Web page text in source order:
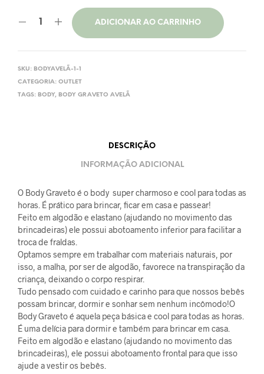
ADICIONAR AO CARRINHO
SKU: BODYAVELÃ-1-1
CATEGORIA: OUTLET
TAGS: BODY, BODY GRAVETO AVELÃ
DESCRIÇÃO
INFORMAÇÃO ADICIONAL
O Body Graveto é o body super charmoso e cool para todas as
horas. É prático para brincar, ficar em casa e passear!
Feito em algodão e elastano (ajudando no movimento das
brincadeiras) ele possui abotoamento inferior para facilitar a
troca de fraldas.
Optamos sempre em trabalhar com materiais naturais, por
isso, a malha, por ser de algodão, favorece na transpiração da
criança, deixando o corpo respirar.
Tudo pensado com cuidado e carinho para que nossos bebês
possam brincar, dormir e sonhar sem nenhum incômodo!O
Body Graveto é aquela peça básica e cool para todas as horas.
É uma delícia para dormir e também para brincar em casa.
Feito em algodão e elastano (ajudando no movimento das
brincadeiras), ele possui abotoamento frontal para que isso
ajude a vestir os bebês.